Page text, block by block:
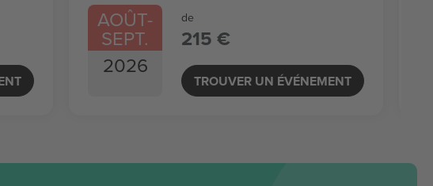
AOÛT-
SEPT.
2026
de
215 €
TROUVER UN ÉVÉNEMENT